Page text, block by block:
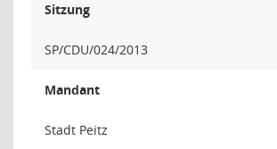
Sitzung
SP/CDU/024/2013
Mandant
Stadt Peitz